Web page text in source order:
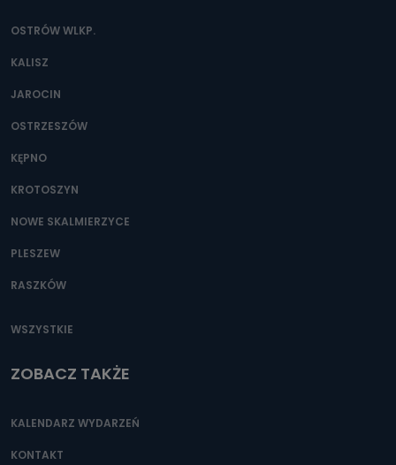
OSTRÓW WLKP.
KALISZ
JAROCIN
OSTRZESZÓW
KĘPNO
KROTOSZYN
NOWE SKALMIERZYCE
PLESZEW
RASZKÓW
WSZYSTKIE
ZOBACZ TAKŻE
KALENDARZ WYDARZEŃ
KONTAKT